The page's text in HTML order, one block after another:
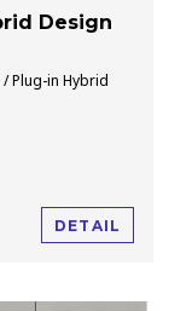
Design
/ Plug-in Hybrid
DETAIL